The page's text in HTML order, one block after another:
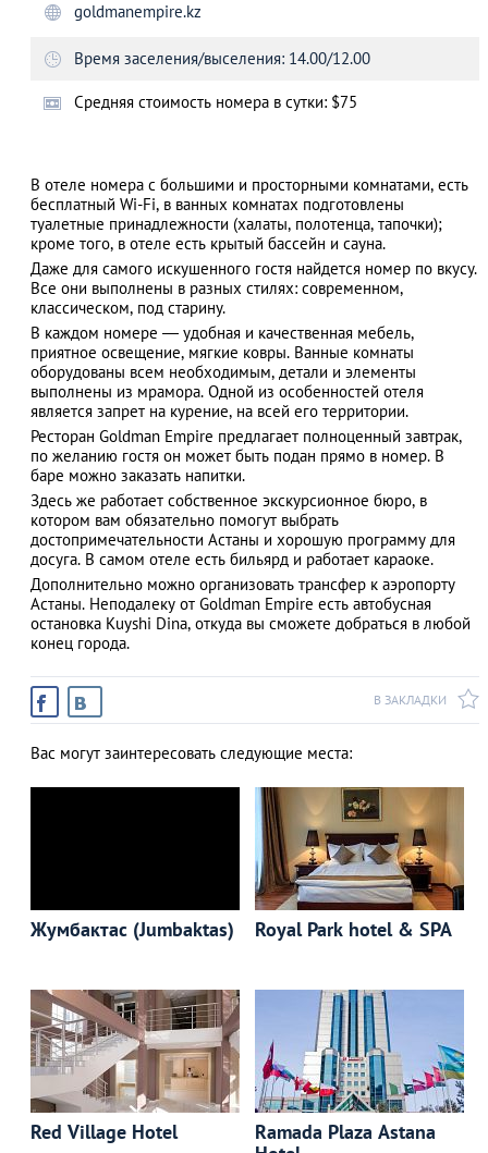
АЗАД
goldmanempire.kz
Время заселения/выселения: 14.00/12.00
Cредняя стоимость номера в сутки: $75
В отеле номера с большими и просторными комнатами, есть
бесплатный Wi-Fi, в ванных комнатах подготовлены
туалетные принадлежности (халаты, полотенца, тапочки);
кроме того, в отеле есть крытый бассейн и сауна.
Даже для самого искушенного гостя найдется номер по вкусу.
Все они выполнены в разных стилях: современном,
классическом, под старину.
В каждом номере — удобная и качественная мебель,
приятное освещение, мягкие ковры. Ванные комнаты
оборудованы всем необходимым, детали и элементы
выполнены из мрамора. Одной из особенностей отеля
является запрет на курение, на всей его территории.
Ресторан Goldman Empire предлагает полноценный завтрак,
по желанию гостя он может быть подан прямо в номер. В
баре можно заказать напитки.
Здесь же работает собственное экскурсионное бюро, в
котором вам обязательно помогут выбрать
достопримечательности Астаны и хорошую программу для
досуга. В самом отеле есть бильярд и работает караоке.
Дополнительно можно организовать трансфер к аэропорту
Астаны. Неподалеку от Goldman Empire есть автобусная
остановка Kuyshi Dina, откуда вы сможете добраться в любой
конец города.
В ЗАКЛАДКИ
Вас могут заинтересовать следующие места:
Жумбактас (Jumbaktas) Royal Park hotel & SPA
Red Village Hotel
Ramada Plaza Astana